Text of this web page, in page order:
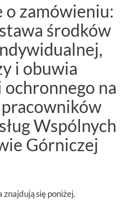
o zamówieniu:
środków
i obuwia
ochronnego na
Wspólnych
Górniczej
się poniżej.